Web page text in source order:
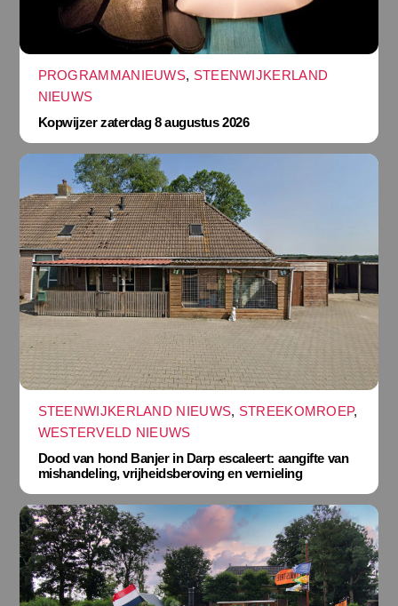
PROGRAMMANIEUWS, STEENWIJKERLAND
NIEUWS
Kopwijzer zaterdag 8 augustus 2026
STEENWIJKERLAND NIEUWS, STREEKOMROEP,
WESTERVELD NIEUWS
Dood van hond Banjer in Darp escaleert: aangifte van
mishandeling, vrijheidsberoving en vernieling